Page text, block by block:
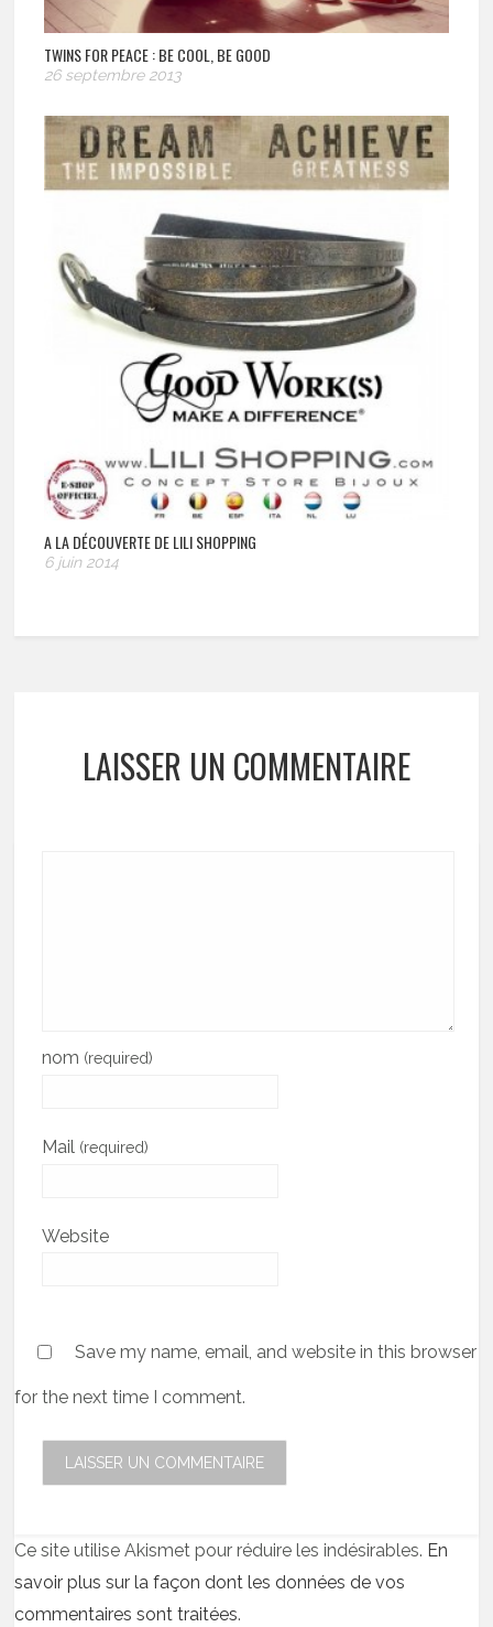
TWINS FOR PEACE : BE COOL, BE GOOD
26 septembre 2013
A LA DÉCOUVERTE DE LILI SHOPPING
6 juin 2014
LAISSER UN COMMENTAIRE
nom (required)
Mail (required)
Website
Save my name, email, and website in this browser
for the next time I comment.
Ce site utilise Akismet pour réduire les indésirables. En
savoir plus sur la façon dont les données de vos
commentaires sont traitées.